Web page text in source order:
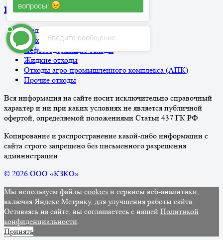
По виду отхода
Медицинские отходы
Отходы ТБО/ТКО
Нефтесодержащие отходы
Жидкие отходы
Отходы агро-промышленного комплекса (АПК)
Прочие отходы
Вся информация на сайте носит исключительно справочный
характер и ни при каких условиях не является публичной
офертой, определяемой положениями Статьи 437 ГК РФ
Копирование и распространение какой-либо информации с
сайта строго запрещено без письменного разрешения
администрации
© 2026 ООО «КЗКО»
Мы используем файлы cookies и сервисы веб-аналитики,
включая Яндекс.Метрику, для улучшения работы сайта.
Оставаясь на сайте, вы соглашаетесь с нашей Политикой
конфиденциальности
Принять
Введите сообщение
вопросы!